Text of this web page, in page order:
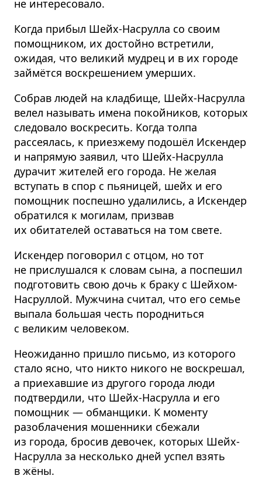
не интересовало.
Когда прибыл Шейх-Насрулла со своим
помощником, их достойно встретили,
ожидая, что великий мудрец и в их городе
займётся воскрешением умерших.
Собрав людей на кладбище, Шейх-Насрулла
велел называть имена покойников, которых
следовало воскресить. Когда толпа
рассеялась, к приезжему подошёл Искендер
и напрямую заявил, что Шейх-Насрулла
дурачит жителей его города. Не желая
вступать в спор с пьяницей, шейх и его
помощник поспешно удалились, а Искендер
обратился к могилам, призвав
их обитателей оставаться на том свете.
Искендер поговорил с отцом, но тот
не прислушался к словам сына, а поспешил
подготовить свою дочь к браку с Шейхом-
Насруллой. Мужчина считал, что его семье
выпала большая честь породниться
с великим человеком.
Неожиданно пришло письмо, из которого
стало ясно, что никто никого не воскрешал,
а приехавшие из другого города люди
подтвердили, что Шейх-Насрулла и его
помощник — обманщики. К моменту
разоблачения мошенники сбежали
из города, бросив девочек, которых Шейх-
Насрулла за несколько дней успел взять
в жёны.